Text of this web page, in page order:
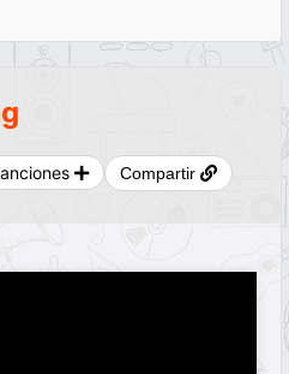
Compartir